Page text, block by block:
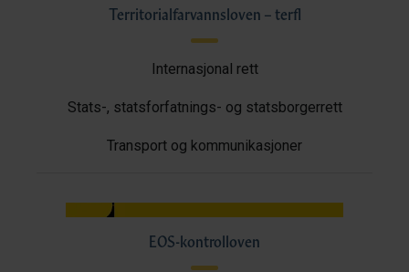
Territorialfarvannsloven – terfl
Internasjonal rett
Stats-, statsforfatnings- og statsborgerrett
Transport og kommunikasjoner
EOS-kontrolloven